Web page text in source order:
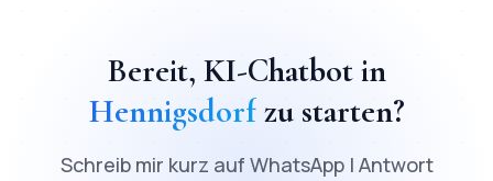
Bereit, KI-Chatbotin
Hennigsdorfzu starten?
Schreib mir kurz auf WhatsApp | Antwort